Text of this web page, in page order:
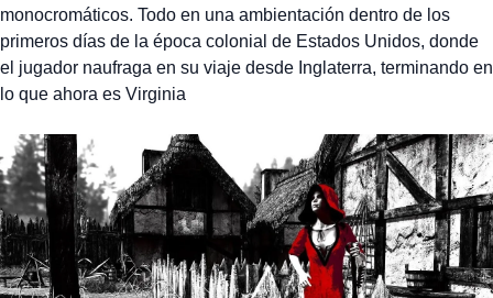
monocromáticos. Todo en una ambientación dentro de los
primeros días de la época colonial de Estados Unidos, donde
el jugador naufraga en su viaje desde Inglaterra, terminando en
lo que ahora es Virginia